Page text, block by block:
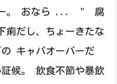
ー。 おなら ... " 腐
だし、ちょーきたな
キャパオーバーだ
候。 飲食不節や暴飲